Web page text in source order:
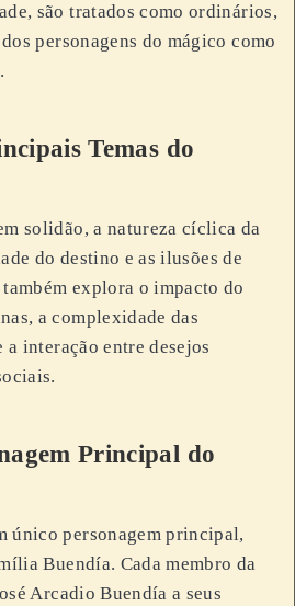
são tratados como ordinários,
personagens do mágico como
Temas do
solidão, a natureza cíclica da
do destino e as ilusões de
explora o impacto do
a complexidade das
interação entre desejos
Principal do
único personagem principal,
Buendía. Cada membro da
Arcadio Buendía a seus